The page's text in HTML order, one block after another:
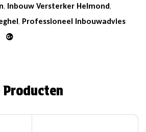
, Inbouw Versterker Helmond,
, Professioneel Inbouwadvies
Producten